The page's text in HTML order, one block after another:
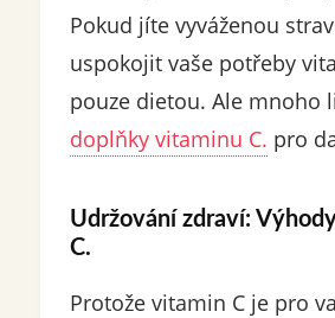
Pokud jíte vyváženou
uspokojit vaše potřeby
pouze dietou. Ale mnoho
doplňky vitaminu C. pro
Udržování zdraví:
C.
Protože vitamin C je pro